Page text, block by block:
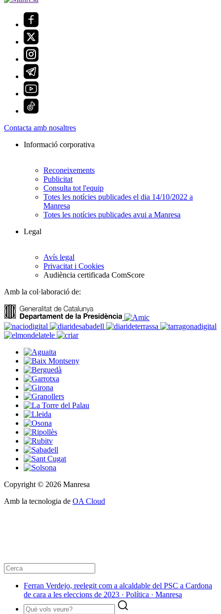
Contacta amb nosaltres
Informació corporativa
Reconeixements
Publicitat
Consulta tot l'equip
Totes les notícies publicades el dia 14/10/2022 a
Manresa
Totes les notícies publicades avui a Manresa
Legal
Avís legal
Privacitat i Cookies
Audiència certificada ComScore
Amb la col·laboració de:
Copyright © 2026 Manresa
Amb la tecnologia de OA Cloud
Ferran Verdejo, reelegit com a alcaldable del PSC a Cardona
de cara a les eleccions de 2023 · Política · Manresa